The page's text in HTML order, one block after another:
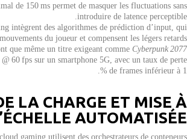
de 150 ms permet de masquer les fluctuations sans
introduire de latence perceptible.
intègrent des algorithmes de prédiction d’input, qui
du joueur et compensent les légers retards.
que même un titre exigeant comme Cyberpunk 2077
60 fps sur un smartphone 5G, avec un taux de perte
de frames inférieur à 1 %.
LA CHARGE ET MISE À
AUTOMATISÉE
gaming utilisent des orchestrateurs de conteneurs